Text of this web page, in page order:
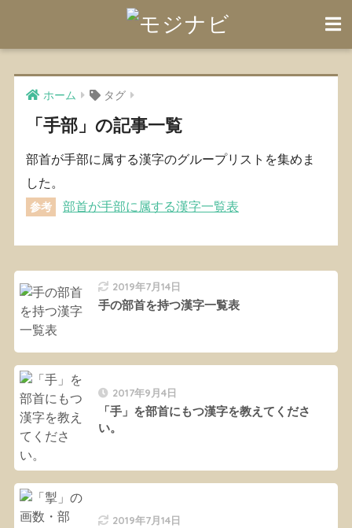
ホーム タグ
「手部」の記事一覧
部首が手部に属する漢字のグループリストを集めま
した。
参考 部首が手部に属する漢字一覧表
2019年7月14日
手の部首を持つ漢字一覧表
2017年9月4日
「手」を部首にもつ漢字を教えてくださ
い。
2019年7月14日